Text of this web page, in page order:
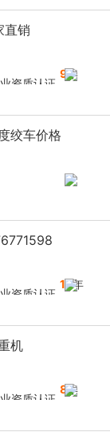
直销
9年
绞车价格
14年
机
8年